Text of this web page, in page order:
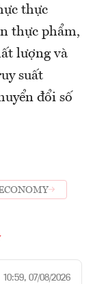
thực
thực phẩm,
lượng và
suất
đổi số
10:59, 07/08/2026